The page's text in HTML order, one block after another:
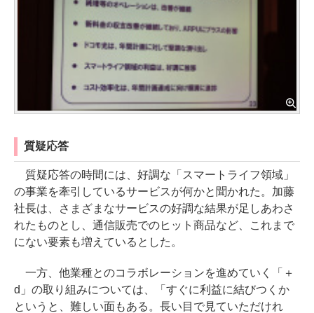
質疑応答
質疑応答の時間には、好調な「スマートライフ領域」
の事業を牽引しているサービスが何かと聞かれた。加藤
社長は、さまざまなサービスの好調な結果が足しあわさ
れたものとし、通信販売でのヒット商品など、これまで
にない要素も増えているとした。
一方、他業種とのコラボレーションを進めていく「＋
d」の取り組みについては、「すぐに利益に結びつくか
というと、難しい面もある。長い目で見ていただけれ